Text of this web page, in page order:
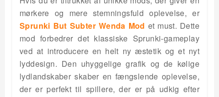
mørkere og mere stemningsfuld oplevelse, er
Sprunki But Subter Wenda Mod et must. Dette
mod forbedrer det klassiske Sprunki-gameplay
ved at introducere en helt ny æstetik og et nyt
lyddesign. Den uhyggelige grafik og de kølige
lydlandskaber skaber en fængslende oplevelse,
der er perfekt til spillere, der er på udkig efter